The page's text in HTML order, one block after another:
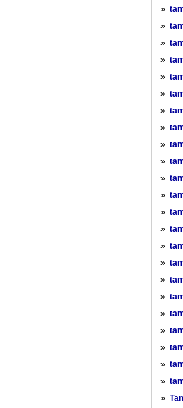
»
»
»
»
»
»
»
»
»
»
»
»
»
»
»
»
»
»
»
»
»
»
»
»